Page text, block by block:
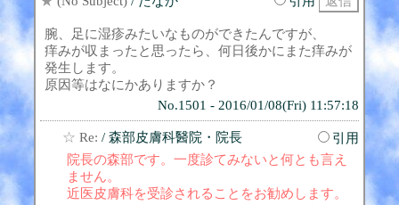
腕、足に湿疹みたいなものができたんですが、
痒みが収まったと思ったら、何日後かにまた痒みが
発生します。
原因等はなにかありますか？
No.1501 - 2016/01/08(Fri) 11:57:18
☆ Re: / 森部皮膚科醫院・院長
引用
院長の森部です。一度診てみないと何とも言え
ません。
近医皮膚科を受診されることをお勧めします。